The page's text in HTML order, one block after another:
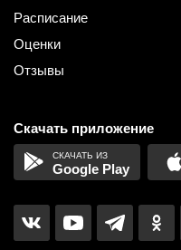
Расписание
Оценки
Отзывы
Скачать приложение
Google Play